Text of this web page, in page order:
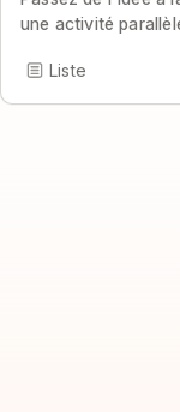
une activité
Liste